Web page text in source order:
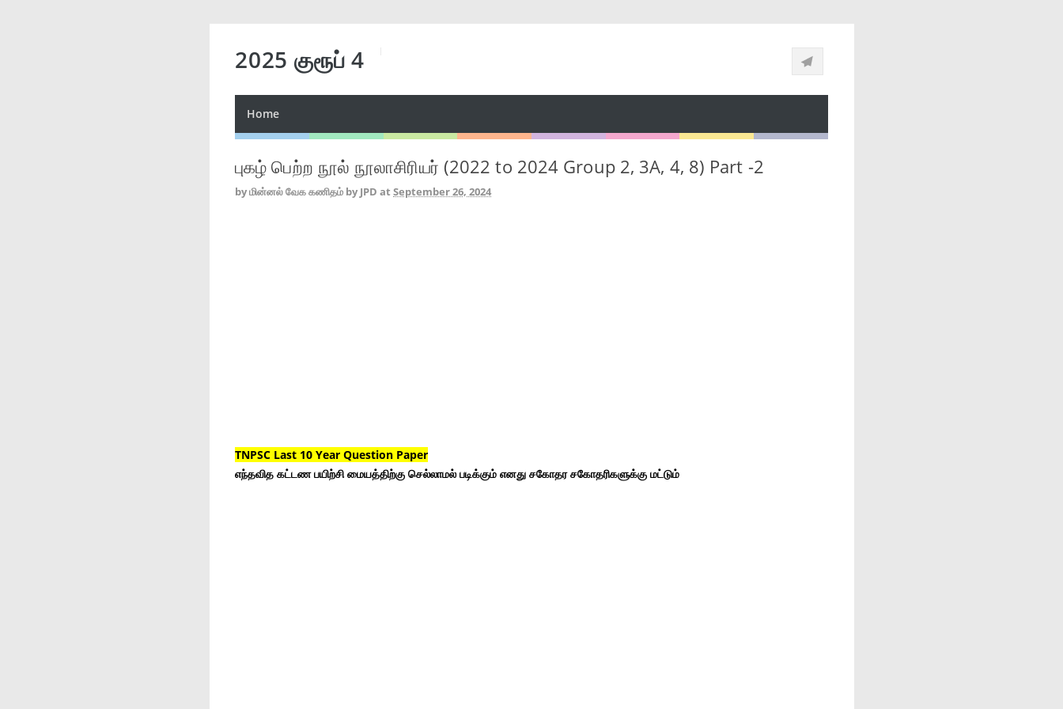
2025 குரூப் 4
Home
புகழ் பெற்ற நூல் நூலாசிரியர் (2022 to 2024 Group 2, 3A, 4, 8) Part -2
byமின்னல் வேக கணிதம் by JPD at September 26, 2024
TNPSC Last 10 Year Question Paper
எந்தவித கட்டண பயிற்சி மையத்திற்கு செல்லாமல் படிக்கும் எனது சகோதர சகோதரிகளுக்கு மட்டும்